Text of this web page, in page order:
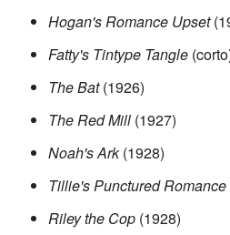
Hogan's Romance Upset
Fatty's Tintype Tangle
The Bat(1926)
The Red Mill(1927)
Noah's Ark(1928)
Tillie's Punctured Romance
Riley the Cop(1928)